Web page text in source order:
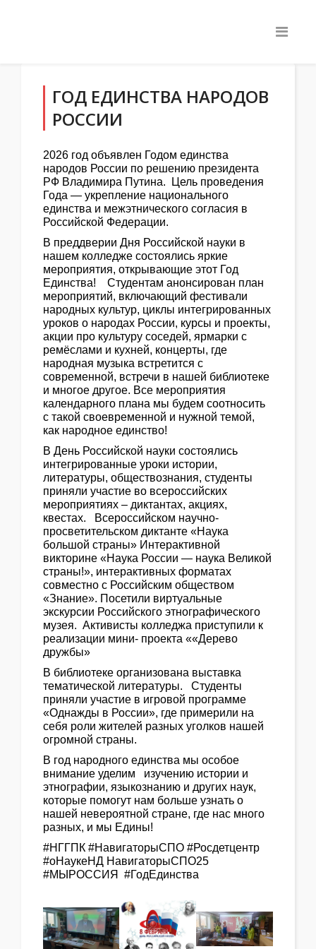
ГОД ЕДИНСТВА НАРОДОВ
РОССИИ
2026 год объявлен Годом единства
народов России по решению президента
РФ Владимира Путина. Цель проведения
Года — укрепление национального
единства и межэтнического согласия в
Российской Федерации.
В преддверии Дня Российской науки в
нашем колледже состоялись яркие
мероприятия, открывающие этот Год
Единства! Студентам анонсирован план
мероприятий, включающий фестивали
народных культур, циклы интегрированных
уроков о народах России, курсы и проекты,
акции про культуру соседей, ярмарки с
ремёслами и кухней, концерты, где
народная музыка встретится с
современной, встречи в нашей библиотеке
и многое другое. Все мероприятия
календарного плана мы будем соотносить
с такой своевременной и нужной темой,
как народное единство!
В День Российской науки состоялись
интегрированные уроки истории,
литературы, обществознания, студенты
приняли участие во всероссийских
мероприятиях – диктантах, акциях,
квестах. Всероссийском научно-
просветительском диктанте «Наука
большой страны» Интерактивной
викторине «Наука России — наука Великой
страны!», интерактивных форматах
совместно с Российским обществом
«Знание». Посетили виртуальные
экскурсии Российского этнографического
музея. Активисты колледжа приступили к
реализации мини- проекта ««Дерево
дружбы»
В библиотеке организована выставка
тематической литературы. Студенты
приняли участие в игровой программе
«Однажды в России», где примерили на
себя роли жителей разных уголков нашей
огромной страны.
В год народного единства мы особое
внимание уделим изучению истории и
этнографии, языкознанию и других наук,
которые помогут нам больше узнать о
нашей невероятной стране, где нас много
разных, и мы Едины!
#НГГПК #НавигаторыСПО #Росдетцентр
#оНаукеНД НавигаторыСПО25
#МЫРОССИЯ #ГодЕдинства